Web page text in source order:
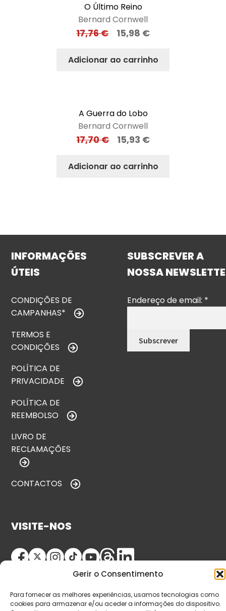
Gerir o Consentimento
Para fornecer as melhores experiências, usamos tecnologias como
cookies para armazenar e/ou aceder a informações do dispositivo.
O Último Reino
Bernard Cornwell
17,76€ 15,98 €
Adicionar ao carrinho
A Guerra do Lobo
Bernard Cornwell
17,70€ 15,93 €
Adicionar ao carrinho
INFORMAÇÕES
ÚTEIS
CONDIÇÕES DE
CAMPANHAS*
TERMOS E
CONDIÇÕES
POLÍTICA DE
PRIVACIDADE
POLÍTICA DE
REEMBOLSO
LIVRO DE
RECLAMAÇÕES
CONTACTOS
SUBSCREVER A
NOSSA
Endereço de email: *
VISITE-NOS